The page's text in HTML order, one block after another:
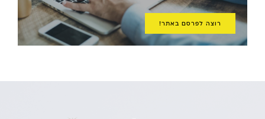
רוצה לפרסם באתר!